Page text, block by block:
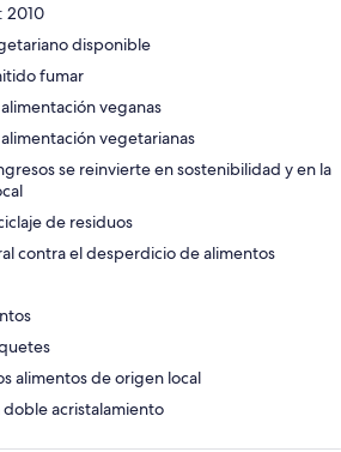
2010
disponible
fumar
veganas
vegetarianas
se reinvierte en sostenibilidad y en la
de residuos
contra el desperdicio de alimentos
alimentos de origen local
doble acristalamiento